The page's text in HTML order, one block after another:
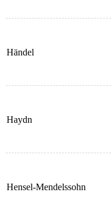
Händel
Haydn
Hensel-Mendelssohn